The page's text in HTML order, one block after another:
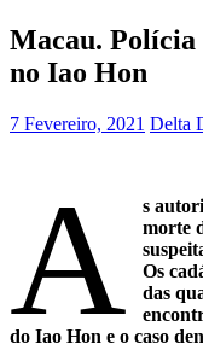
Macau. Polícia
no Iao Hon
7 Fevereiro, 2021 Delta
A
s
morte
Os
das
do Iao Hon e o caso